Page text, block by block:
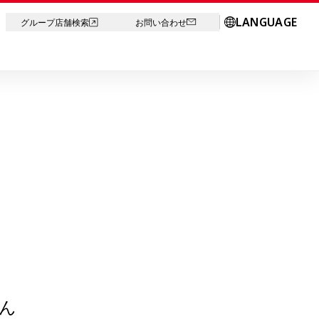
グループ店舗検索 お問い合わせ LANGUAGE